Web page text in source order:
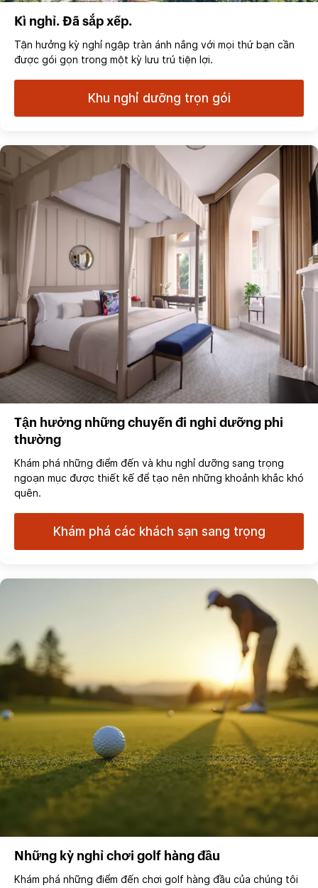
Kì nghỉ. Đã sắp xếp.
Tận hưởng kỳ nghỉ ngập tràn ánh nắng với mọi thứ bạn cần
được gói gọn trong một kỳ lưu trú tiện lợi.
Khu nghỉ dưỡng trọn gói
Tận hưởng những chuyến đi nghỉ dưỡng phi
thường
Khám phá những điểm đến và khu nghỉ dưỡng sang trọng
ngoạn mục được thiết kế để tạo nên những khoảnh khắc khó
quên.
Khám phá các khách sạn sang trọng
Những kỳ nghỉ chơi golf hàng đầu
Khám phá những điểm đến chơi golf hàng đầu của chúng tôi